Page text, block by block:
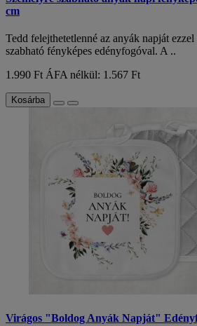
cm
Tedd felejthetetlenné az anyák napját
szabható fényképes edényfogóval. A ..
1.990 Ft ÁFA nélkül: 1.567 Ft
Kosárba
Virágos "Boldog Anyák Napját"